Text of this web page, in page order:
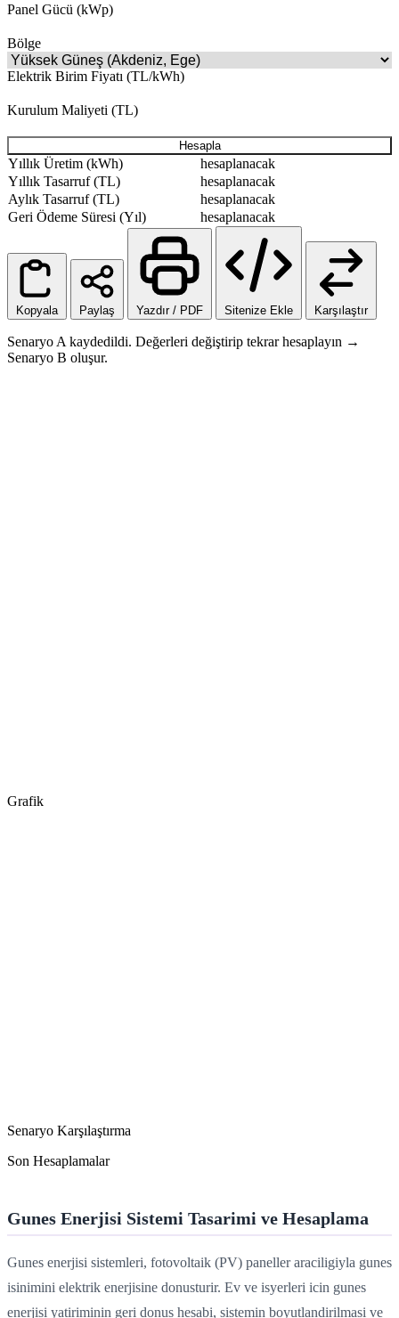
Panel Gücü (kWp)
Bölge
Elektrik Birim Fiyatı (TL/kWh)
Kurulum Maliyeti (TL)
Hesapla
Yıllık Üretim (kWh)
hesaplanacak
Yıllık Tasarruf (TL)
hesaplanacak
Aylık Tasarruf (TL)
hesaplanacak
Geri Ödeme Süresi (Yıl)
hesaplanacak
Kopyala Paylaş Yazdır / PDF Sitenize Ekle Karşılaştır
Senaryo A kaydedildi. Değerleri değiştirip tekrar hesaplayın →
Senaryo B oluşur.
Grafik
Senaryo Karşılaştırma
Son Hesaplamalar
Gunes Enerjisi Sistemi Tasarimi ve Hesaplama
Gunes enerjisi sistemleri, fotovoltaik (PV) paneller araciligiyla gunes
isinimini elektrik enerjisine donusturir. Ev ve isyerleri icin gunes
enerjisi yatiriminin geri donus hesabi, sistemin boyutlandirilmasi ve